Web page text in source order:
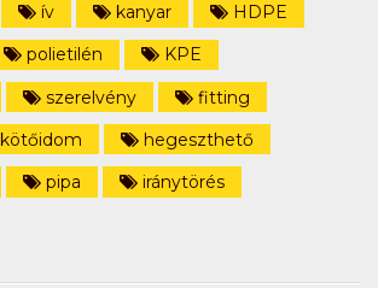
ív kanyar
HDPE
polietilén
KPE
szerelvény
fitting
kötőidom
hegeszthető
pipa iránytörés